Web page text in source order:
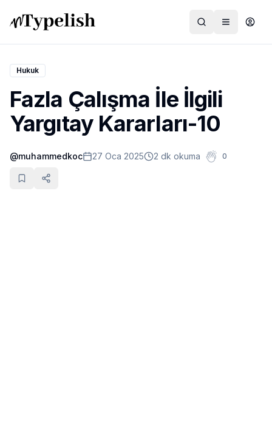
Dünya
Film ve Dizi
Kültür ve Sanat
Sağlık
Hukuk
Fazla Çalışma İle İlgili
Yargıtay Kararları-10
@muhammedkoc 27 Oca 2025 2 dk okuma 0